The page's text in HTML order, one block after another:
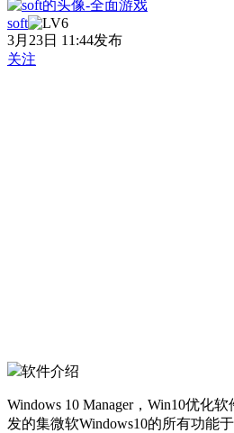
soft
3月23日 11:44发布
关注
软件介绍
Windows 10 Manager，Win10优化
发的集微软Windows10的所有功能